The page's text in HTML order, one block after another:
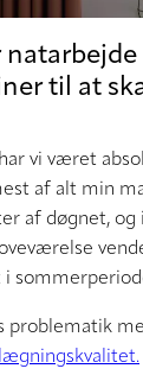
til at
vi været
af alt min
af døgnet, og
problematik